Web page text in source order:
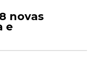
novas
e